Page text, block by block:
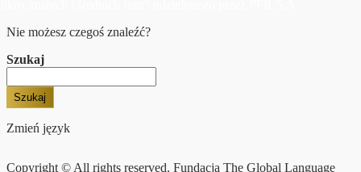
Nie możesz czegoś znaleźć?
Szukaj
Szukaj
Zmień język
Copyright © All rights reserved. Fundacja The Global Language